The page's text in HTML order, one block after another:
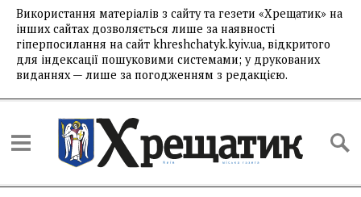
Використання матеріалів з сайту та гезети «Хрещатик» на
інших сайтах дозволяється лише за наявності
гіперпосилання на сайт khreshchatyk.kyiv.ua, відкритого
для індексації пошуковими системами; у друкованих
виданнях — лише за погодженням з редакцією.